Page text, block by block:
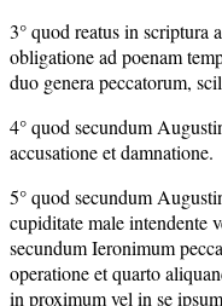
3° quod reatus in scriptura
obligatione ad poenam
duo genera peccatorum,
4° quod secundum
accusatione et damnatione.
5° quod secundum
cupiditate male intendente
secundum Ieronimum
operatione et quarto
in proximum vel in se